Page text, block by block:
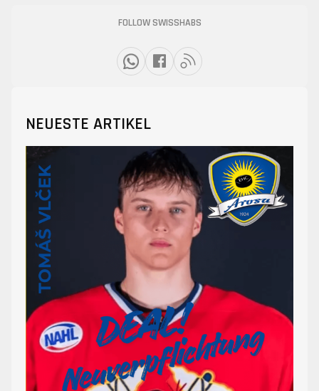
FOLLOW SWISSHABS
NEUESTE ARTIKEL